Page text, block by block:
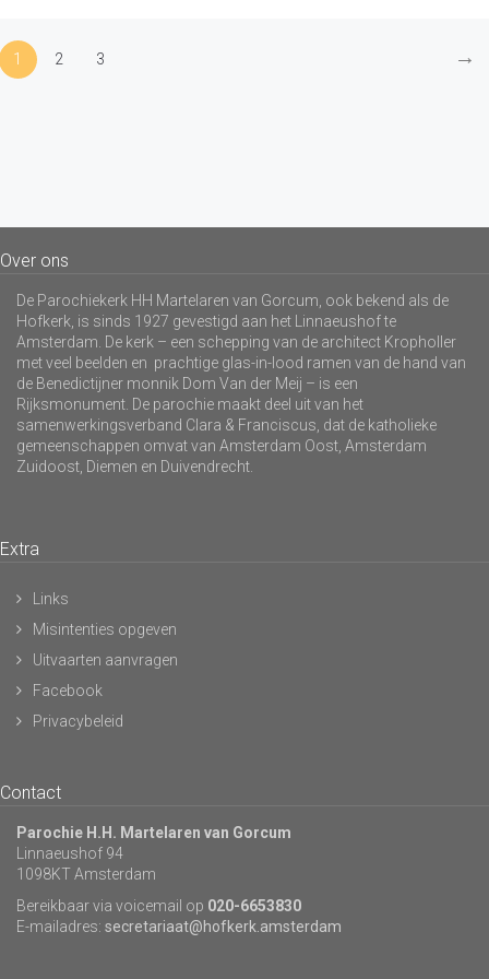
1 2 3 →
Over ons
De Parochiekerk HH Martelaren van Gorcum, ook bekend als de
Hofkerk, is sinds 1927 gevestigd aan het Linnaeushof te
Amsterdam. De kerk – een schepping van de architect Kropholler
met veel beelden en prachtige glas-in-lood ramen van de hand van
de Benedictijner monnik Dom Van der Meij – is een
Rijksmonument. De parochie maakt deel uit van het
samenwerkingsverband Clara & Franciscus, dat de katholieke
gemeenschappen omvat van Amsterdam Oost, Amsterdam
Zuidoost, Diemen en Duivendrecht.
Extra
Links
Misintenties opgeven
Uitvaarten aanvragen
Facebook
Privacybeleid
Contact
Parochie H.H. Martelaren van Gorcum
Linnaeushof 94
1098KT Amsterdam
Bereikbaar via voicemail op 020-6653830
E-mailadres: secretariaat@hofkerk.amsterdam